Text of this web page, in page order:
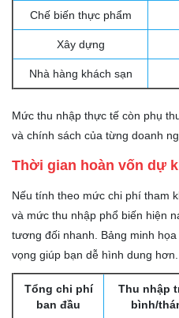
Chế biến thực phẩm
Xây dựng
Nhà hàng khách sạn
Mức thu nhập thực tế còn phụ
và chính sách của từng doanh
Thời gian hoàn vốn dự
Nếu tính theo mức chi phí tham
và mức thu nhập phổ biến hiện
tương đối nhanh. Bảng minh
vọng giúp bạn dễ hình dung
Tổng chi phí
ban đầu
Thu nhập
bình/